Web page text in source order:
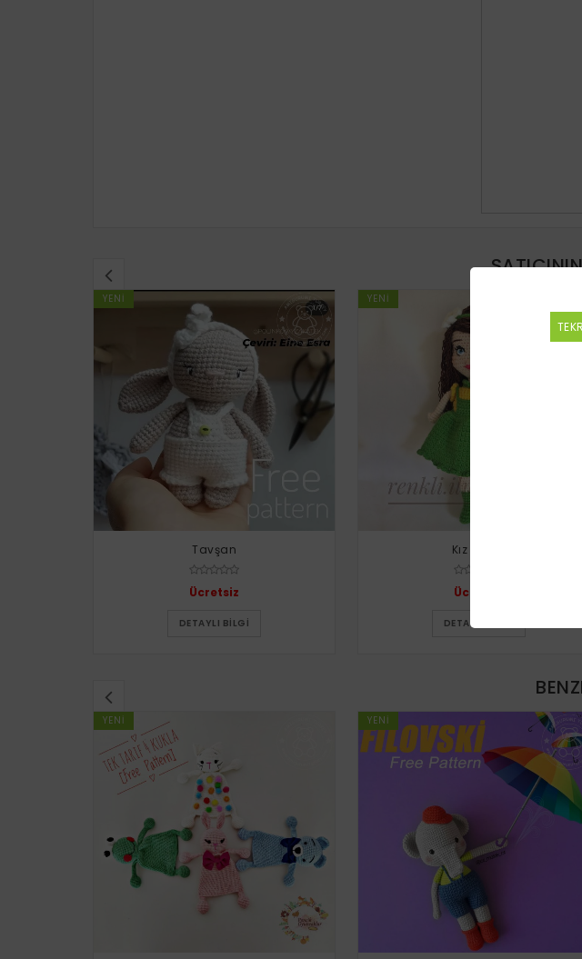
YENI
Tavşan
Ücretsiz
DETAYLI BILGI
YENI
Kız Bebek
Ücretsiz
DETAYLI BILGI
YENI YENI